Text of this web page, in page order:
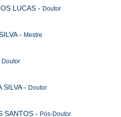
LUCAS - Doutor
- Mestre
Doutor
SILVA- Doutor
SANTOS - Pós-Doutor